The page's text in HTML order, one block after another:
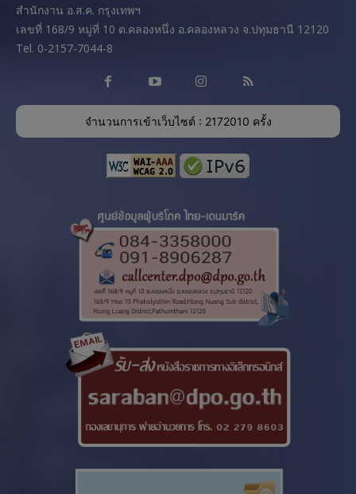
สํานักงาน อ.ส.ค. กรุงเทพฯ
เลขที่ 168/9 หมู่ที่ 10 ต.คลองหนึ่ง อ.คลองหลวง จ.ปทุมธานี 12120
Tel. 0-2157-7044-8
จำนวนการเข้าเว็บไซต์ : 2172010 ครั้ง